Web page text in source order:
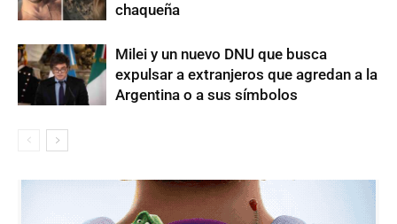
chaqueña
Milei y un nuevo DNU que busca
expulsar a extranjeros que agredan a la
Argentina o a sus símbolos